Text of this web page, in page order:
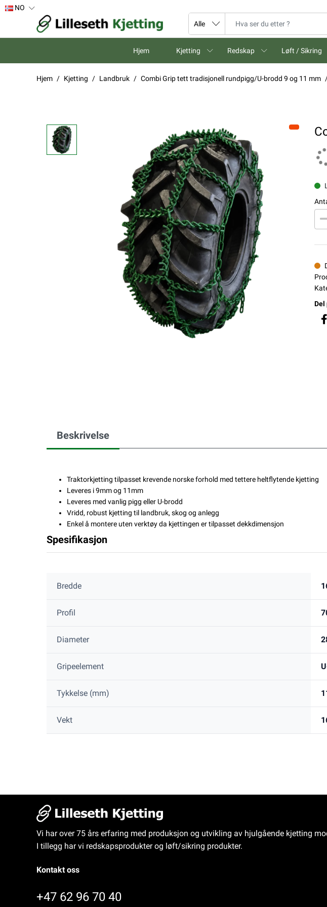
NO
Hjem Kjetting Redskap Løft / Sikring
Hjem Kjetting Landbruk Combi Grip tett tradisjonell rundpigg/U-brodd 9 og 11 mm
Del
Beskrivelse
Traktorkjetting tilpasset krevende norske forhold med tettere heltflytende kjetting
Leveres i 9mm og 11mm
Leveres med vanlig pigg eller U-brodd
Vridd, robust kjetting til landbruk, skog og anlegg
Enkel å montere uten verktøy da kjettingen er tilpasset dekkdimensjon
Spesifikasjon
Bredde
Profil
Diameter
Gripeelement
Tykkelse (mm)
Vekt
Vi har over 75 års erfaring med produksjon og utvikling av hjulgående kjetting
I tillegg har vi redskapsprodukter og løft/sikring produkter.
Kontakt oss
+47 62 96 70 40